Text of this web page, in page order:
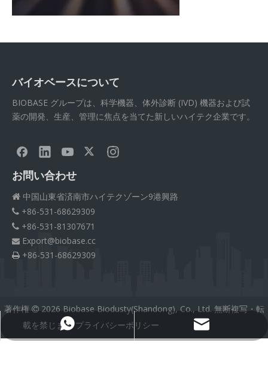
バイオベースについて
BIOBASE グループは、科学機器、体外診断 (IVD) 機器および試
薬の開発、生産、管理に焦点を当てた新しいハイテク企業です。
お問い合わせ
 中国山東省済南市ハイテクゾーン9港興路
 +86-531-68629309
 +86-531-81307671
 Export@biobase.cc
 +86-531-68629309
+8615965313270
Export@biobase.cc
著作権  2026 Biobase Biodusty(Shandong), Co., Ltd. 無断複写・転
載を禁じますプライバシーポリシー
外贸网站网站建设公司